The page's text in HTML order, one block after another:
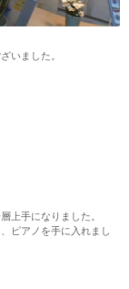
いました。
上手になりました。
ピアノを手に入れまし